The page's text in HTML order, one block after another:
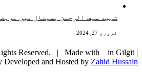
شہید سیف الرحمن ہسپتال میں
فروری 27, 2024
Reserved. | Made with
in Gilgit |
Developed and Hosted by Zahid Hussain